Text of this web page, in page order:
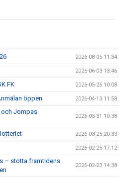
2026-08-05 11:34
2026-06-03 13:46
FK 2026-05-25 10:08
öppen 2026-04-13 11:58
och Jompas
2026-03-31 10:38
2026-03-25 20:33
2026-02-25 17:12
– stötta framtidens
2026-02-23 14:38